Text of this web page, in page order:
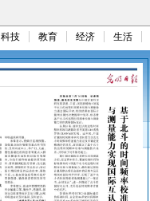
科技 教育 经济 生活